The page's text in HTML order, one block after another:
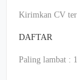
Kirimkan CV
DAFTAR
Paling lambat :